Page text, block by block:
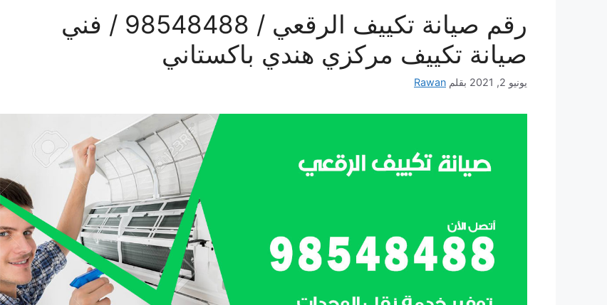
رقم صيانة تكييف الرقعي / 98548488 / فني
صيانة تكييف مركزي هندي باكستاني
يونيو 2, 2021 بقلم Rawan